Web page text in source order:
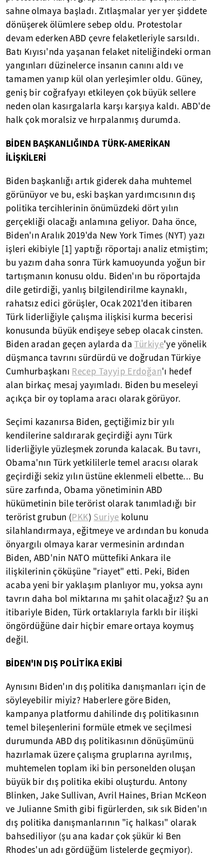
sahne olmaya başladı. Zıtlaşmalar yer yer şiddete
dönüşerek ölümlere sebep oldu. Protestolar
devam ederken ABD çevre felaketleriyle sarsıldı.
Batı Kıyısı'nda yaşanan felaket niteliğindeki orman
yangınları düzinelerce insanın canını aldı ve
tamamen yanıp kül olan yerleşimler oldu. Güney,
geniş bir coğrafyayı etkileyen çok büyük sellere
neden olan kasırgalarla karşı karşıya kaldı. ABD'de
halk çok moralsiz ve hırpalanmış durumda.
BİDEN BAŞKANLIĞINDA TÜRK-AMERİKAN
İLİŞKİLERİ
Biden başkanlığı artık giderek daha muhtemel
görünüyor ve bu, eski başkan yardımcısının dış
politika tercihlerinin önümüzdeki dört yılın
gerçekliği olacağı anlamına geliyor. Daha önce,
Biden'ın Aralık 2019'da New York Times (NYT) yazı
işleri ekibiyle [1] yaptığı röportajı analiz etmiştim;
bu yazım daha sonra Türk kamuoyunda yoğun bir
tartışmanın konusu oldu. Biden'ın bu röportajda
dile getirdiği, yanlış bilgilendirilme kaynaklı,
rahatsız edici görüşler, Ocak 2021'den itibaren
Türk liderliğiyle çalışma ilişkisi kurma becerisi
konusunda büyük endişeye sebep olacak cinsten.
Biden aradan geçen aylarda daTürkiye'ye yönelik
düşmanca tavrını sürdürdü ve doğrudan Türkiye
Cumhurbaşkanı Recep Tayyip Erdoğan'ı hedef
alan birkaç mesaj yayımladı. Biden bu meseleyi
açıkça bir oy toplama aracı olarak görüyor.
Seçimi kazanırsa Biden, geçtiğimiz bir yılı
kendilerine saldırarak geçirdiği aynı Türk
liderliğiyle yüzleşmek zorunda kalacak. Bu tavrı,
Obama'nın Türk yetkililerle temel aracısı olarak
geçirdiği sekiz yılın üstüne eklenmeli elbette... Bu
süre zarfında, Obama yönetiminin ABD
hükümetinin bile terörist olarak tanımladığı bir
terörist grubun (PKK) Suriye kolunu
silahlandırmaya, eğitmeye ve ardından bu konuda
önyargılı olmaya karar vermesinin ardından
Biden, ABD'nin NATO müttefiki Ankara ile
ilişkilerinin çöküşüne "riayet" etti. Peki, Biden
acaba yeni bir yaklaşım planlıyor mu, yoksa aynı
tavrın daha bol miktarına mı şahit olacağız? Şu an
itibariyle Biden, Türk ortaklarıyla farklı bir ilişki
öngördüğüne dair hiçbir emare ortaya koymuş
değil.
BİDEN'IN DIŞ POLİTİKA EKİBİ
Aynısını Biden'ın dış politika danışmanları için de
söyleyebilir miyiz? Haberlere göre Biden,
kampanya platformu dahilinde dış politikasının
temel bileşenlerini formüle etmek ve seçilmesi
durumunda ABD dış politikasının dönüşümünü
hazırlamak üzere çalışma gruplarına ayrılmış,
muhtemelen toplam iki bin personelden oluşan
büyük bir dış politika ekibi oluşturdu. Antony
Blinken, Jake Sullivan, Avril Haines, Brian McKeon
ve Julianne Smith gibi figürlerden, sık sık Biden'ın
dış politika danışmanlarının "iç halkası" olarak
bahsediliyor (şu ana kadar çok şükür ki Ben
Rhodes'un adı gördüğüm listelerde geçmiyor).